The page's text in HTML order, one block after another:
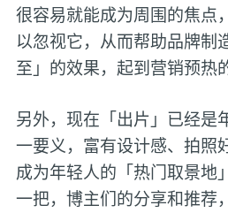
很容易就能成为周围的焦点
以忽视它，从而帮助品牌制
至」的效果，起到营销预热
另外，现在「出片」已经是
一要义，富有设计感、拍照
成为年轻人的「热门取景地
一把，博主们的分享和推荐